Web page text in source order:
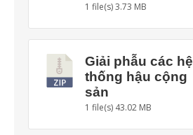
1 file(s)3.73 MB
Giải phẫu các hệ
thống hậu cộng
sản
1 file(s) 43.02 MB